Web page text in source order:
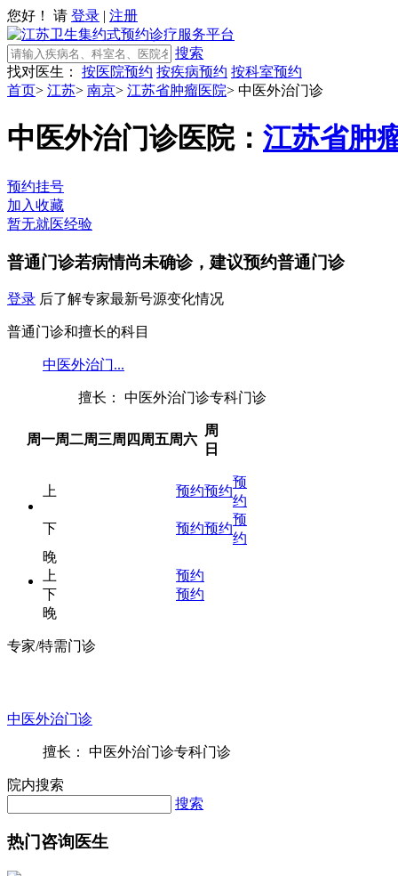
您好！ 请 登录 | 注册
搜索
找对医生：
按医院预约 按疾病预约 按科室预约
首页> 江苏> 南京> 江苏省肿瘤医院> 中医外治门诊
中医外治门诊医院： 江苏省肿
预约挂号
加入收藏
暂无就医经验
普通门诊若病情尚未确诊，建议预约普通门诊
登录 后了解专家最新号源变化情况
普通门诊和擅长的科目
中医外治门...
擅长： 中医外治门诊专科门诊
周一周二周三周四 周五周六
周
日
上 预约预约
预
约
下
预约预约
预
约
晚
上
预约
下
预约
晚
专家/特需门诊
中医外治门诊
擅长： 中医外治门诊专科门诊
院内搜索
搜索
热门咨询医生